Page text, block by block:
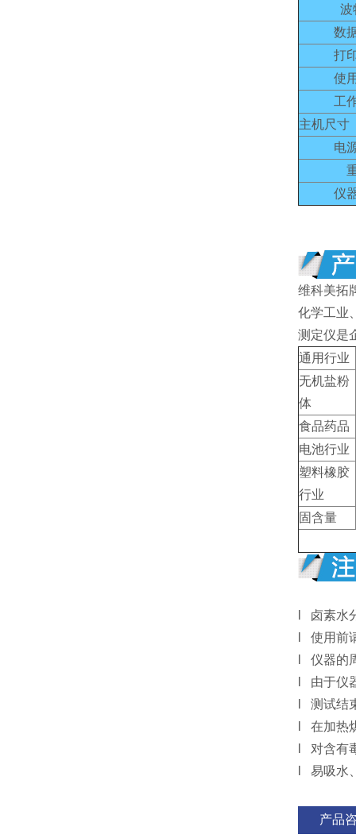
波
数
打
使
工
主机尺寸
电
仪
维科美拓
化学工业
测定仪是
通用行业
无机盐粉
体
食品药品
电池行业
塑料橡胶
行业
固含量
l 卤素水
l 使用前
l 仪器的
l 由于仪
l 测试结
l 在加热
l 对含有
l 易吸水
产品